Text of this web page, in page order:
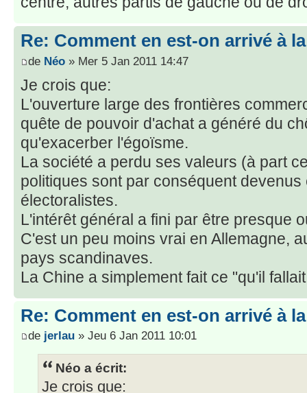
Re: Comment en est-on arrivé à
de Néo » Mer 5 Jan 2011 14:47
Je crois que:
L'ouverture large des frontières
quête de pouvoir d'achat a généré du
qu'exacerber l'égoïsme.
La société a perdu ses valeurs (à part
politiques sont par conséquent
électoralistes.
L'intérêt général a fini par être presque
C'est un peu moins vrai en Allemagne,
pays scandinaves.
La Chine a simplement fait ce "qu'il
Re: Comment en est-on arrivé à
de jerlau » Jeu 6 Jan 2011 10:01
Néo a écrit:
Je crois que: